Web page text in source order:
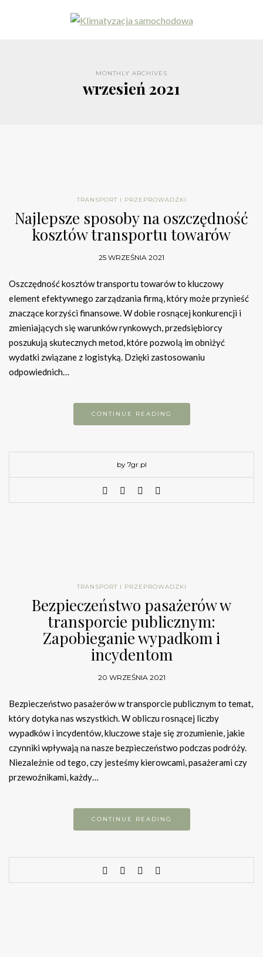
MONTHLY ARCHIVES
wrzesień 2021
TRANSPORT I PRZEPROWADZKI
Najlepsze sposoby na oszczędność
kosztów transportu towarów
25 WRZEŚNIA 2021
Oszczędność kosztów transportu towarów to kluczowy
element efektywnego zarządzania firmą, który może przynieść
znaczące korzyści finansowe. W dobie rosnącej konkurencji i
zmieniających się warunków rynkowych, przedsiębiorcy
poszukują skutecznych metod, które pozwolą im obniżyć
wydatki związane z logistyką. Dzięki zastosowaniu
odpowiednich…
CONTINUE READING
by 7gr.pl
TRANSPORT I PRZEPROWADZKI
Bezpieczeństwo pasażerów w
transporcie publicznym:
Zapobieganie wypadkom i
incydentom
20 WRZEŚNIA 2021
Bezpieczeństwo pasażerów w transporcie publicznym to temat,
który dotyka nas wszystkich. W obliczu rosnącej liczby
wypadków i incydentów, kluczowe staje się zrozumienie, jakie
czynniki wpływają na nasze bezpieczeństwo podczas podróży.
Niezależnie od tego, czy jesteśmy kierowcami, pasażerami czy
przewoźnikami, każdy…
CONTINUE READING